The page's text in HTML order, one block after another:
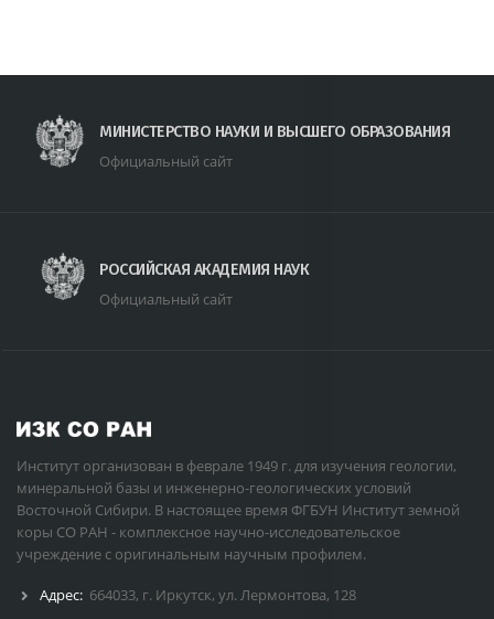
МИНИСТЕРСТВО НАУКИ И ВЫСШЕГО ОБРАЗОВАНИЯ
Официальный сайт
РОССИЙСКАЯ АКАДЕМИЯ НАУК
Официальный сайт
Институт организован в феврале 1949 г. для изучения геологии,
минеральной базы и инженерно-геологических условий
Восточной Сибири. В настоящее время ФГБУН Институт земной
коры СО РАН - комплексное научно-исследовательское
учреждение с оригинальным научным профилем.
Адрес: 664033, г. Иркутск, ул. Лермонтова, 128